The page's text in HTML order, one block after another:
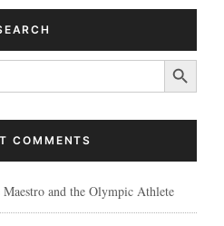
Search Button
COMMENTS
Maestro and the Olympic Athlete